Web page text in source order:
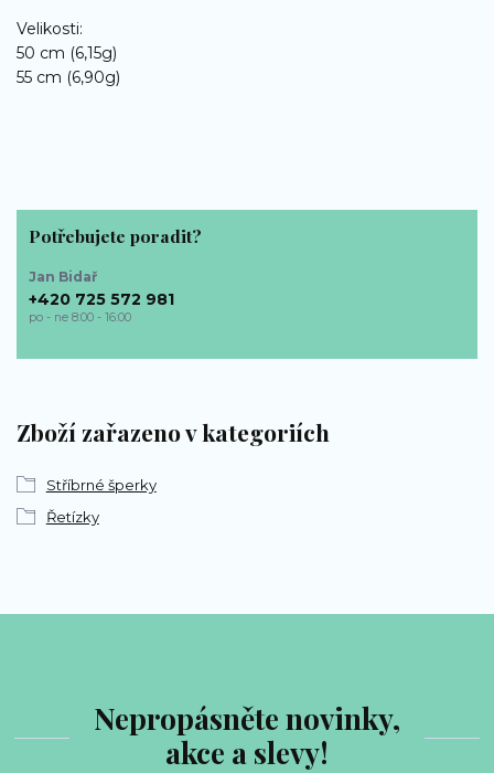
Velikosti:
50 cm (6,15g)
55 cm (6,90g)
Zboží zařazeno v kategoriích
Stříbrné šperky
Řetízky
Potřebujete poradit?
Jan Bidař
+420 725 572 981
po - ne 8:00 - 16:00
Nepropásněte novinky,
akce a slevy!